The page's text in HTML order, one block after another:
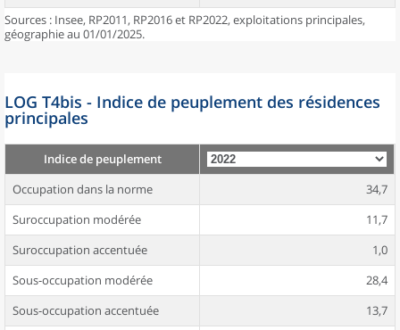
Sources : Insee, RP2011, RP2016 et RP2022, exploitations principales,
géographie au 01/01/2025.
LOG T4bis - Indice de peuplement des résidences
principales
Indice de peuplement
Occupation dans la norme
34,7
Suroccupation modérée
11,7
Suroccupation accentuée
1,0
Sous-occupation modérée
28,4
Sous-occupation accentuée
13,7